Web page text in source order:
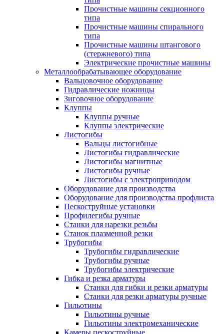
Прочистные машины секционного
типа
Прочистные машины спирального
типа
Прочистные машины штангового
(стержневого) типа
Электрические прочистные машины
Металлообрабатывающее оборудование
Вальцовочное оборудование
Гидравлические ножницы
Зиговочное оборудование
Клуппы
Клуппы ручные
Клуппы электрические
Листогибы
Вальцы листогибные
Листогибы гидравлические
Листогибы магнитные
Листогибы ручные
Листогибы с электроприводом
Оборудование для производства
Оборудование для производства профлиста
Пескоструйные установки
Профилегибы ручные
Станки для нарезки резьбы
Станок плазменной резки
Трубогибы
Трубогибы гидравлические
Трубогибы ручные
Трубогибы электрические
Гибка и резка арматуры
Станки для гибки и резки арматуры
Станки для резки арматуры ручные
Гильотины
Гильотины ручные
Гильотины электромеханические
Камеры пескоструйные